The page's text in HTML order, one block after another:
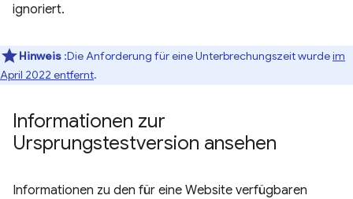
ignoriert.
Hinweis :Die Anforderung für eine Unterbrechungszeit wurdeim
April 2022 entfernt.
Informationen zur
Ursprungstestversion ansehen
Informationen zu den für eine Website verfügbaren